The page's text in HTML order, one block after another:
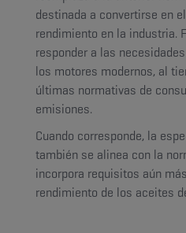
destinada a convertirse en
rendimiento en la industria.
responder a las
los motores modernos, al
últimas normativas de
emisiones.
Cuando corresponde, la
también se alinea con la
incorpora requisitos aún
rendimiento de los aceites